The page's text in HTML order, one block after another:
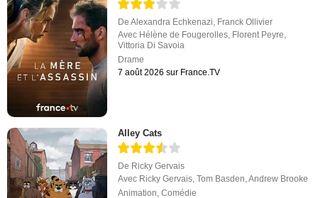
DeAlexandra Echkenazi Franck Ollivier
Avec Hélène de Fougerolles Florent Peyre
Vittoria Di Savoia
Drame
7 août 2026 sur France.TV
Alley Cats
De Ricky Gervais
Avec Ricky Gervais,Tom Basden,Andrew Brooke
Animation,Comédie